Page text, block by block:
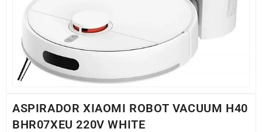
ASPIRADOR XIAOMI ROBOT VACUUM H40
BHR07XEU 220V WHITE